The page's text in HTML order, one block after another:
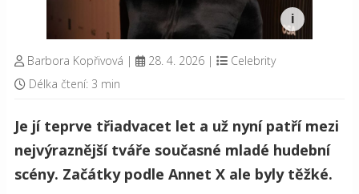
Barbora Kopřivová | 28. 4. 2026 |
Celebrity
Délka čtení: 3 min
Je jí teprve třiadvacet let a už nyní patří mezi
nejvýraznější tváře současné mladé hudební
scény. Začátky podle Annet X ale byly těžké.